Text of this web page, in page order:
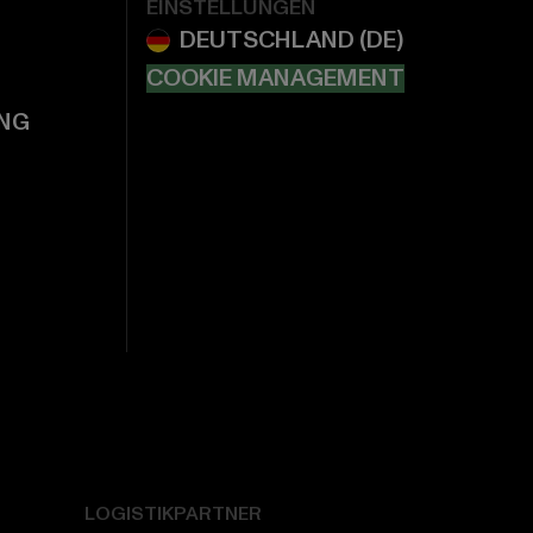
EINSTELLUNGEN
COOKIE MANAGEMENT
LOGISTIKPARTNER